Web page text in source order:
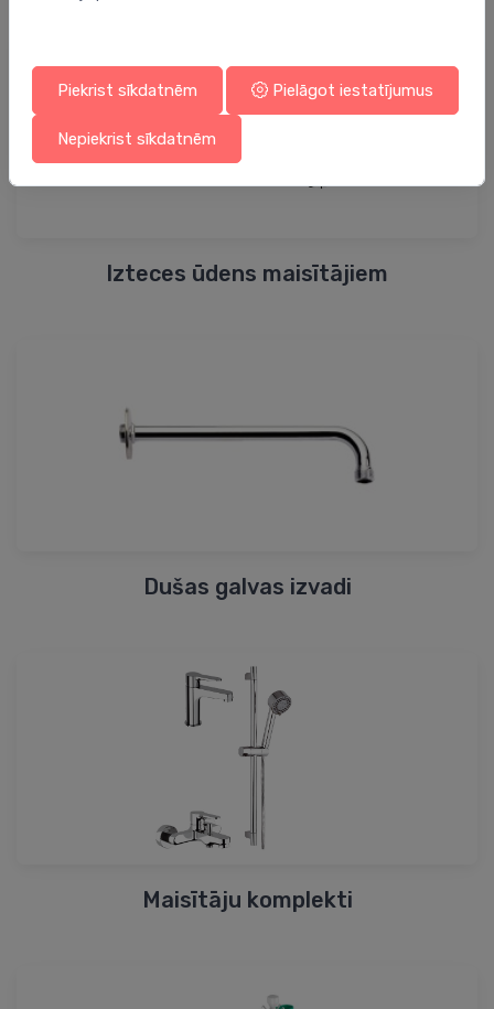
Izteces ūdens maisītājiem
Dušas galvas izvadi
Maisītāju komplekti
Piekrist sīkdatnēm Pielāgot iestatījumus
Nepiekrist sīkdatnēm